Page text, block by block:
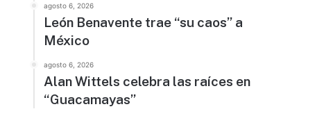
agosto 6, 2026
León Benavente trae “su caos” a
México
agosto 6, 2026
Alan Wittels celebra las raíces en
“Guacamayas”